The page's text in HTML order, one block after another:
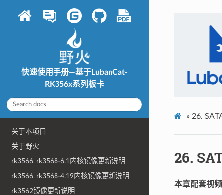
快速使用手册—基于LubanCat-
RK356x系列板卡
关于本项目
关于野火
rk3566_rk3568-6.1内核镜像更新说明
rk3566_rk3568-4.19内核镜像更新说明
rk3562镜像更新说明
» 26.
26.
本章配套视